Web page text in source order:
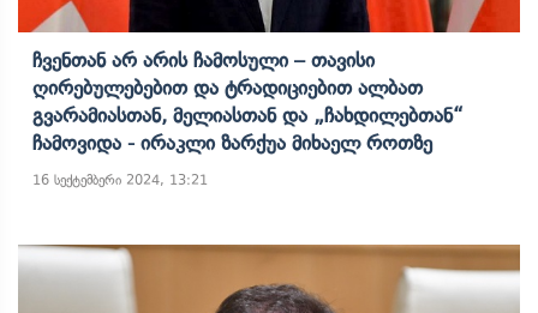
Ჩვენთან Არ Არის Ჩამოსული – Თავისი
Ღირებულებებით Და Ტრადიციებით Ალბათ
Გვარამიასთან, Მელიასთან Და „ჩახდილებთან“
Ჩამოვიდა - Ირაკლი Ზარქუა Მიხაელ Როთზე
16 სექტემბერი 2024, 13:21